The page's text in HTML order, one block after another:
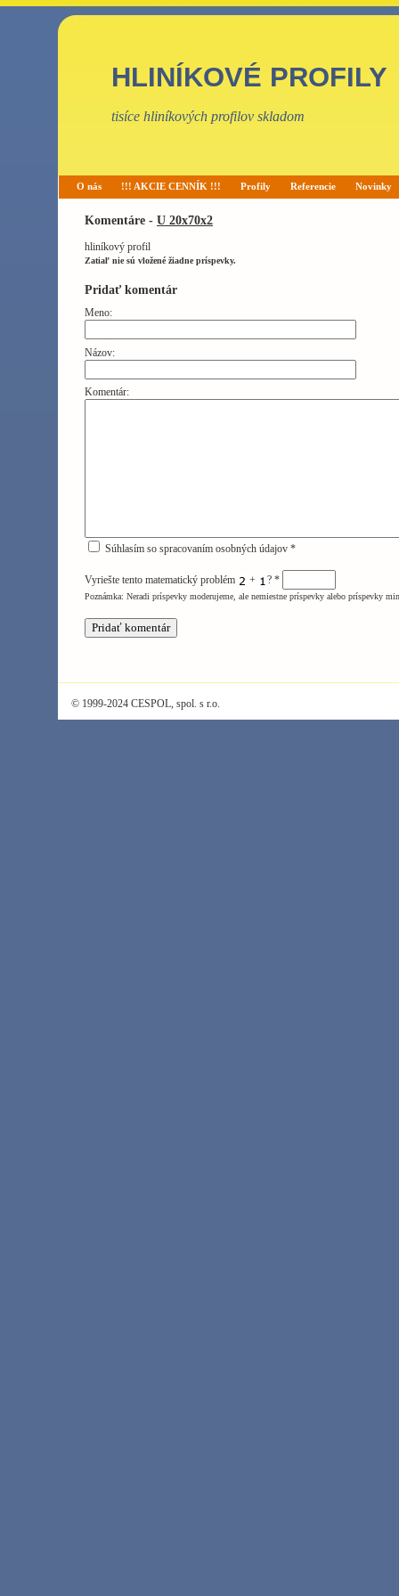
HLINÍKOVÉ PROFILY
tisíce hliníkových profilov skladom
O nás !!! AKCIE CENNÍK !!! Profily Referencie Novinky
Komentáre - U 20x70x2
hliníkový profil
Zatiaľ nie sú vložené žiadne príspevky.
Pridať komentár
Meno:
Názov:
Komentár:
Súhlasím so spracovaním osobných údajov *
Vyriešte tento matematický problém + ? *
Poznámka: Neradi príspevky moderujeme, ale nemiestne príspevky alebo príspevky
© 1999-2024 CESPOL, spol. s r.o.